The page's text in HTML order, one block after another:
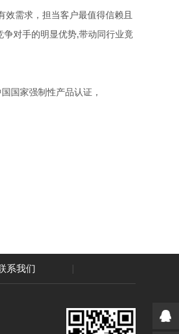
需求，担当客户最值得信赖且
对手的明显优势,带动同行业竟
国家强制性产品认证，
系我们